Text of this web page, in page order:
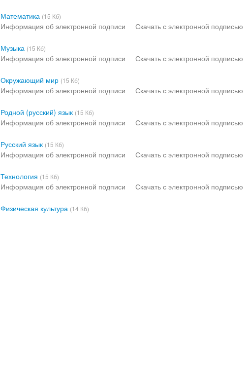
Математика (15 Кб)
Информация об электронной подписи Скачать с электронной подписью
Музыка (15 Кб)
Информация об электронной подписи Скачать с электронной подписью
Окружающий мир (15 Кб)
Информация об электронной подписи Скачать с электронной подписью
Родной (русский) язык (15 Кб)
Информация об электронной подписи Скачать с электронной подписью
Русский язык (15 Кб)
Информация об электронной подписи Скачать с электронной подписью
Технология (15 Кб)
Информация об электронной подписи Скачать с электронной подписью
Физическая культура (14 Кб)